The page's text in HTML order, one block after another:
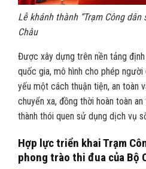
Lễ khánh thành “Trạm Công
Châu
Được xây dựng trên nền tảng
quốc gia, mô hình cho phép
yếu một cách thuận tiện, an toàn
chuyển xa, đồng thời hoàn toàn
thành thói quen sử dụng dịch vụ
Hợp lực triển khai Trạm
phong trào thi đua của Bộ